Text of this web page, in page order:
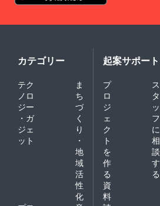
カテゴリー
テク
ノロ
ジー
・ガ
ジェ
ット
ま
ち
づ
く
り
・
地
域
活
性
化
起案サポート
プ
ロ
ジ
ェ
ク
ト
を
作
る
ス
タ
ッ
フ
に
相
談
す
る
資
料